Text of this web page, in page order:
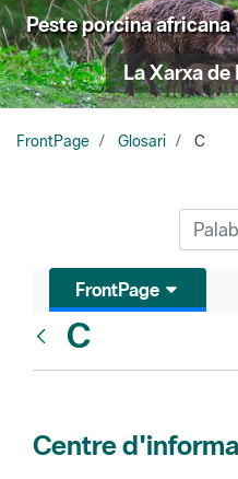
Peste porcina africana
La Xarxa de
FrontPage Glosari C
FrontPage
C
Centre